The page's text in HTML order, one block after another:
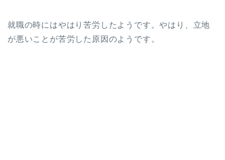
就職の時にはやはり苦労したようです。やはり、立地
が悪いことが苦労した原因のようです。